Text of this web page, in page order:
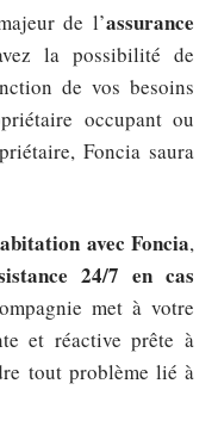
de l’assurance
la possibilité de
de vos besoins
occupant ou
Foncia saura
avec Foncia,
24/7 en cas
met à votre
et réactive prête à
tout problème lié à